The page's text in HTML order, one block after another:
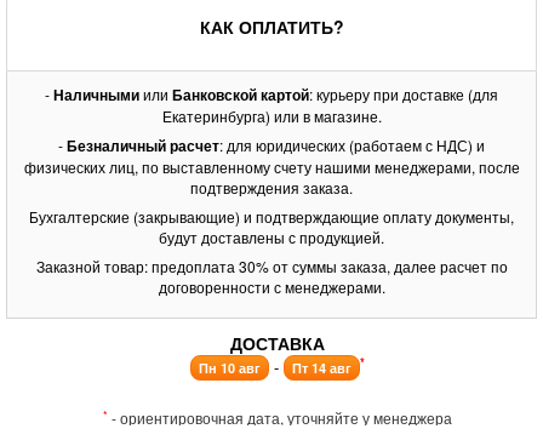
КАК ОПЛАТИТЬ?
-Наличнымиили Банковской картой: курьеру при доставке (для
Екатеринбурга) или в магазине.
-Безналичный расчет: для юридических (работаем с НДС) и
физических лиц, по выставленному счету нашими менеджерами, после
подтверждения заказа.
Бухгалтерские (закрывающие) и подтверждающие оплату документы,
будут доставлены с продукцией.
Заказной товар: предоплата 30% от суммы заказа, далее расчет по
договоренности с менеджерами.
ДОСТАВКА
Пн 10 авг - Пт 14 авг *
* - ориентировочная дата, уточняйте у менеджера